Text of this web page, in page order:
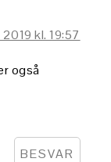
kl. 19:57
også
BESVAR